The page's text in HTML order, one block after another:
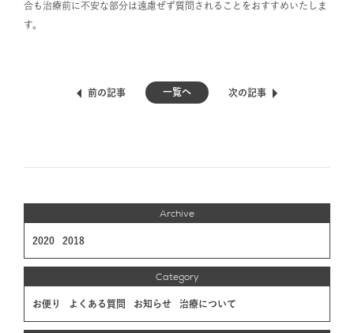
合も治療前に不安な部分は遠慮ぜず質問されることをおすすめいたしま
す。
前の記事 一覧へ 次の記事
Archive
2020 2018
Category
お便り よくある質問 お知らせ 治療について